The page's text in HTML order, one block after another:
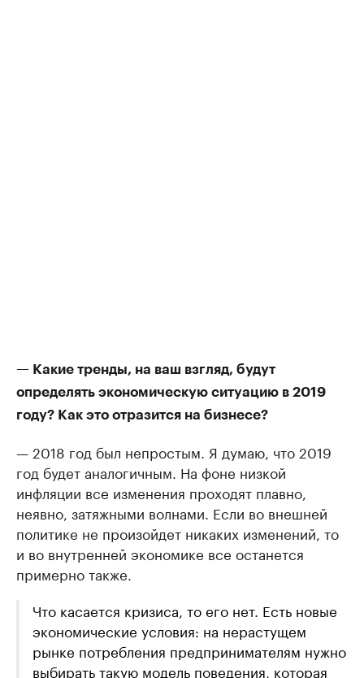
— Какие тренды, на ваш взгляд, будут
определять экономическую ситуацию в 2019
году? Как это отразится на бизнесе?
— 2018 год был непростым. Я думаю, что 2019
год будет аналогичным. На фоне низкой
инфляции все изменения проходят плавно,
неявно, затяжными волнами. Если во внешней
политике не произойдет никаких изменений, то
и во внутренней экономике все останется
примерно также.
Что касается кризиса, то его нет. Есть новые
экономические условия: на нерастущем
рынке потребления предпринимателям нужно
выбирать такую модель поведения, которая